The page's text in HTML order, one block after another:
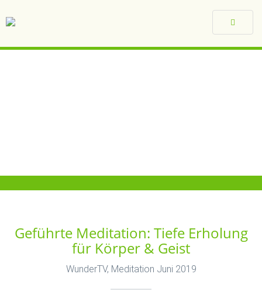
Toggle
Geführte Meditation: Tiefe Erholung
für Körper & Geist
WunderTV, Meditation Juni 2019